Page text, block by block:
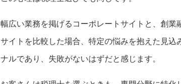
幅広い業務を掲げるコーポレートサイトと、創
サイトを比較した場合、特定の悩みを抱えた見
ナルであり、失敗がないはずだと感じます。